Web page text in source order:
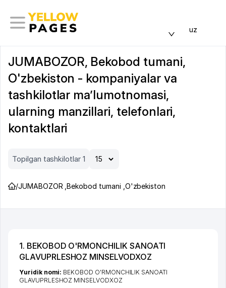
uz
JUMABOZOR, Bekobod tumani,
O'zbekiston - kompaniyalar va
tashkilotlar ma’lumotnomasi,
ularning manzillari, telefonlari,
kontaktlari
Topilgan tashkilotlar 1
/JUMABOZOR ,Bekobod tumani O'zbekiston
1. BEKOBOD O'RMONCHILIK SANOATI
GLAVUPRLESHOZ MINSELVODXOZ
Yuridik nomi: BEKOBOD O'RMONCHILIK SANOATI
GLAVUPRLESHOZ MINSELVODXOZ